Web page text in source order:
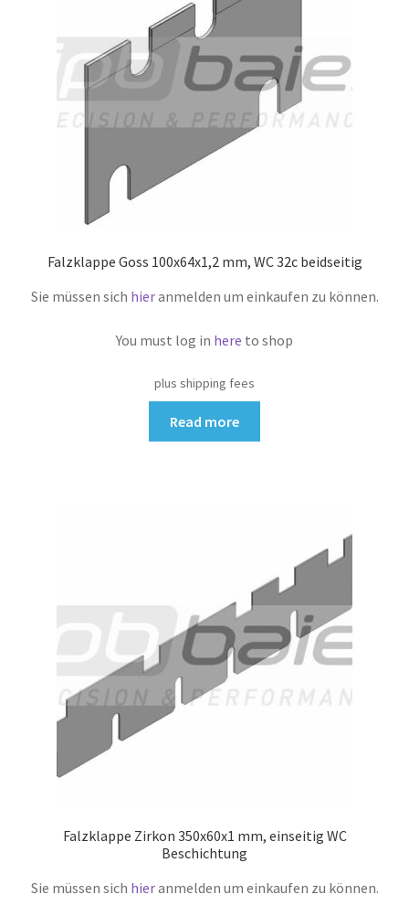
Falzklappe Goss 100x64x1,2 mm, WC 32c beidseitig
Sie müssen sich hieranmelden um einkaufen zu können.
You must log in here to shop
plus shipping fees
Read more
Falzklappe Zirkon 350x60x1 mm, einseitig WC
Beschichtung
Sie müssen sich hieranmelden um einkaufen zu können.